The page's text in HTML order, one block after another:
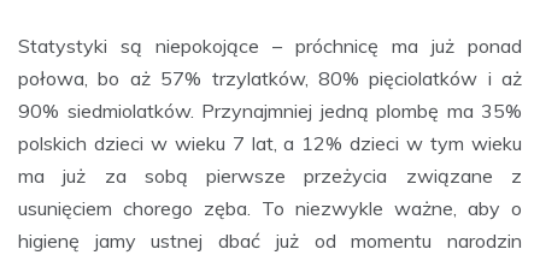
Statystyki są niepokojące – próchnicę ma już ponad
połowa, bo aż 57% trzylatków, 80% pięciolatków i aż
90% siedmiolatków. Przynajmniej jedną plombę ma 35%
polskich dzieci w wieku 7 lat, a 12% dzieci w tym wieku
ma już za sobą pierwsze przeżycia związane z
usunięciem chorego zęba. To niezwykle ważne, aby o
higienę jamy ustnej dbać już od momentu narodzin